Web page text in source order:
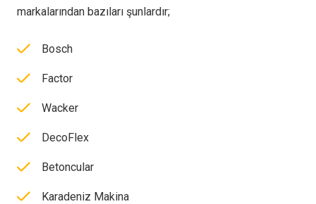
markalarından bazıları şunlardır;
Bosch
Factor
Wacker
DecoFlex
Betoncular
Karadeniz Makina